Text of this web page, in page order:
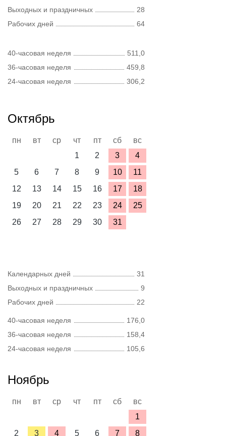
Выходных и праздничных
28
Рабочих дней
64
40-часовая неделя
511,0
36-часовая неделя
459,8
24-часовая неделя
306,2
Октябрь
пн вт ср чт пт сб
вс
1
2 3
4
5
6 7 8 9 10
11
12
13 14 15 16 17
18
19
20 21 22 23 24
25
26
27 28 29 30 31
Календарных дней
31
Выходных и праздничных
9
Рабочих дней
22
40-часовая неделя
176,0
36-часовая неделя
158,4
24-часовая неделя
105,6
Ноябрь
пн вт ср чт пт сб
вс
1
2
3 4 5 6 7 8